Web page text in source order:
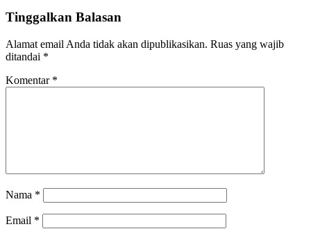
Tinggalkan Balasan
Alamat email Anda tidak akan dipublikasikan. Ruas yang wajib
ditandai *
Komentar *
Nama *
Email *